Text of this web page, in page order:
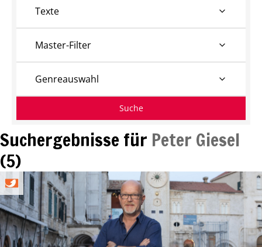
Suchergebnisse für Peter Giesel
(5)
Texte
Master-Filter
Genreauswahl
Suche